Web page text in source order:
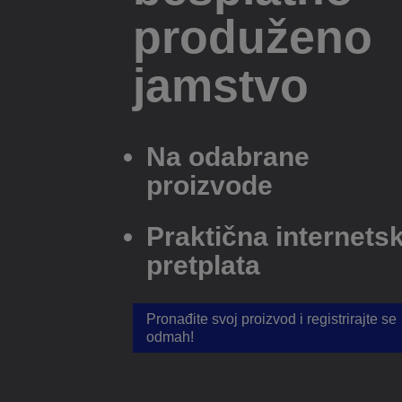
produženo
jamstvo
Na odabrane
proizvode
Praktična
pretplata
Pronađite svoj proizvod i registrirajte se
odmah!